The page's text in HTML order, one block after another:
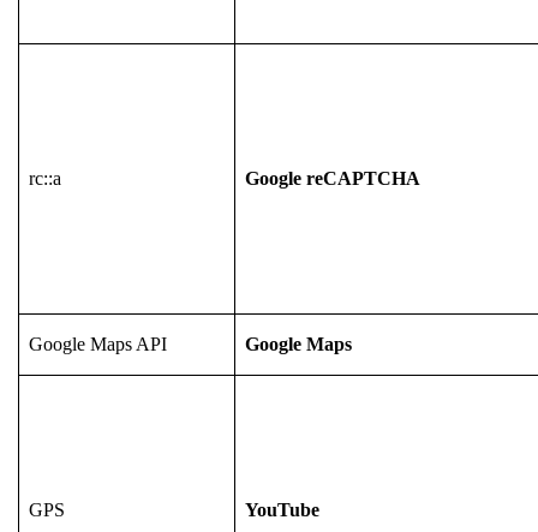
rc::a Google reCAPTCHA
Google Maps API Google Maps
GPS YouTube